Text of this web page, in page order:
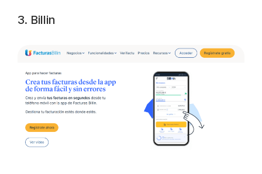
3. Billin